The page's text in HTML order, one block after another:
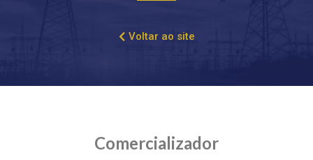
Voltar ao site
Comercializador